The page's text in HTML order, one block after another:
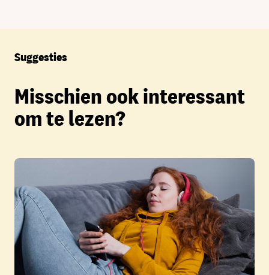
Suggesties
Misschien ook interessant
om te lezen?